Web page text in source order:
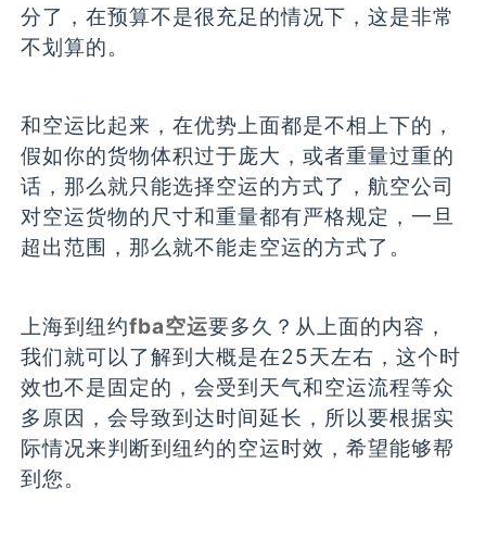
分了，在预算不是很充足的情况下，这是非常
不划算的。
和空运比起来，在优势上面都是不相上下的，
假如你的货物体积过于庞大，或者重量过重的
话，那么就只能选择空运的方式了，航空公司
对空运货物的尺寸和重量都有严格规定，一旦
超出范围，那么就不能走空运的方式了。
上海到纽约fba空运要多久？从上面的内容，
我们就可以了解到大概是在25天左右，这个时
效也不是固定的，会受到天气和空运流程等众
多原因，会导致到达时间延长，所以要根据实
际情况来判断到纽约的空运时效，希望能够帮
到您。